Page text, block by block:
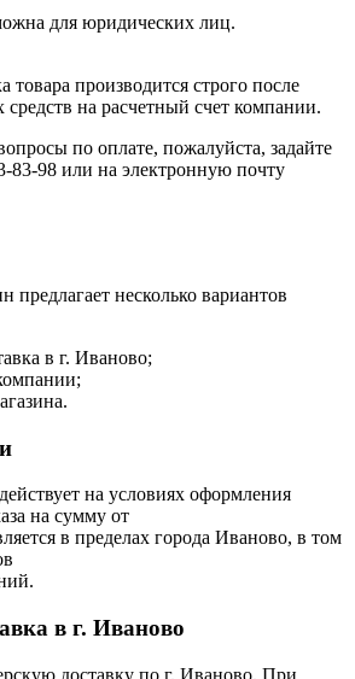
для юридических лиц.
товара производится строго после
на расчетный счет компании.
по оплате, пожалуйста, задайте
83-98 или на электронную почту
предлагает несколько вариантов
в г. Иваново;
на условиях оформления
на сумму от
в пределах города Иваново, в том
в г. Иваново
доставку по г. Иваново. При